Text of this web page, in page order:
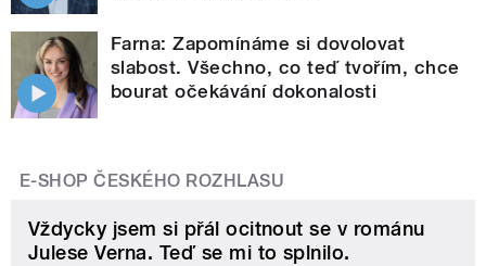
Farna: Zapomínáme si dovolovat
slabost. Všechno, co teď tvořím, chce
bourat očekávání dokonalosti
E-SHOP ČESKÉHO ROZHLASU
Vždycky jsem si přál ocitnout se v románu
Julese Verna. Teď se mi to splnilo.